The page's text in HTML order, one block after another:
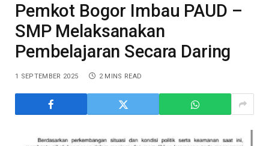
Pemkot Bogor Imbau PAUD –
SMP Melaksanakan
Pembelajaran Secara Daring
1 SEPTEMBER 2025 2 MINS READ